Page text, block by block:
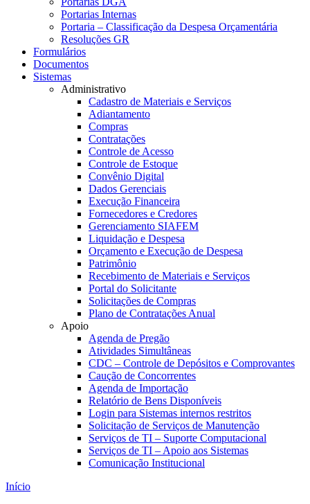
Portarias Internas
Portaria – Classificação da Despesa Orçamentária
Resoluções GR
Formulários
Documentos
Sistemas
Administrativo
Cadastro de Materiais e Serviços
Adiantamento
Compras
Contratações
Controle de Acesso
Controle de Estoque
Convênio Digital
Dados Gerenciais
Execução Financeira
Fornecedores e Credores
Gerenciamento SIAFEM
Liquidação e Despesa
Orçamento e Execução de Despesa
Patrimônio
Recebimento de Materiais e Serviços
Portal do Solicitante
Solicitações de Compras
Plano de Contratações Anual
Apoio
Agenda de Pregão
Atividades Simultâneas
CDC – Controle de Depósitos e Comprovantes
Caução de Concorrentes
Agenda de Importação
Relatório de Bens Disponíveis
Login para Sistemas internos restritos
Solicitação de Serviços de Manutenção
Serviços de TI – Suporte Computacional
Serviços de TI – Apoio aos Sistemas
Comunicação Institucional
Início